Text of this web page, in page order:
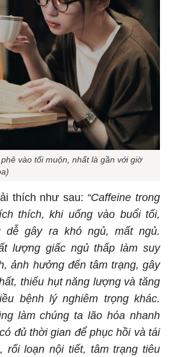
vào tối muộn, nhất là gần với giờ
thích như sau: “Caffeine trong
thích, khi uống vào buổi tối,
dễ gây ra khó ngủ, mất ngủ.
lượng giấc ngủ thấp làm suy
ảnh hưởng đến tâm trạng, gây
thiếu hụt năng lượng và tăng
bệnh lý nghiêm trọng khác.
làm chúng ta lão hóa nhanh
đủ thời gian để phục hồi và tái
rối loạn nội tiết, tâm trạng tiêu